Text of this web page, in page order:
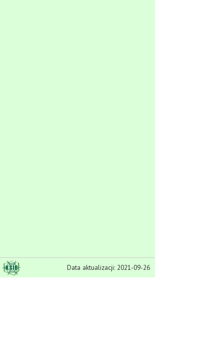
Data aktualizacji: 2021-09-26